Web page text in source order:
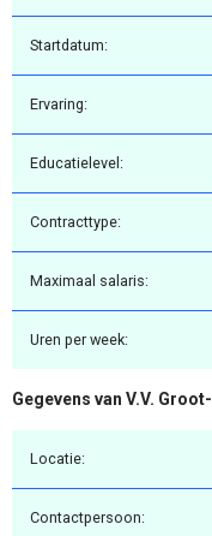
Startdatum:
Ervaring:
Educatielevel:
Contracttype:
Maximaal salaris:
Uren per week:
Gegevens van V.V.
Locatie:
Contactpersoon: